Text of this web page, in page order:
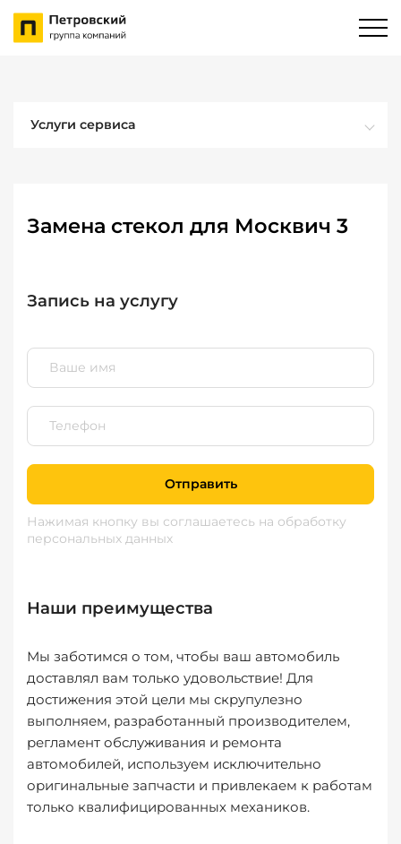
Услуги сервиса
Замена стекол для Москвич 3
Запись на услугу
Отправить
Нажимая кнопку вы соглашаетесь на обработку
персональных данных
Наши преимущества
Мы заботимся о том, чтобы ваш автомобиль
доставлял вам только удовольствие! Для
достижения этой цели мы скрупулезно
выполняем, разработанный производителем,
регламент обслуживания и ремонта
автомобилей, используем исключительно
оригинальные запчасти и привлекаем к работам
только квалифицированных механиков.